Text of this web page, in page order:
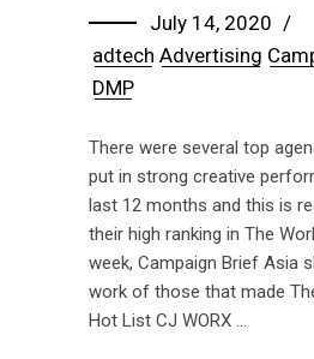
July 14, 2020
adtech Advertising
DMP
There were several top
put in strong creative
last 12 months and this is
their high ranking in The
week, Campaign Brief Asia
work of those that made
Hot List CJ WORX